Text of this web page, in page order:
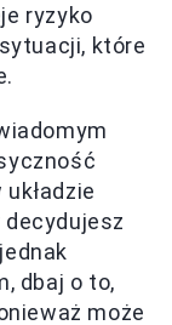
ryzyko
które
decydujesz
dbaj o to,
może